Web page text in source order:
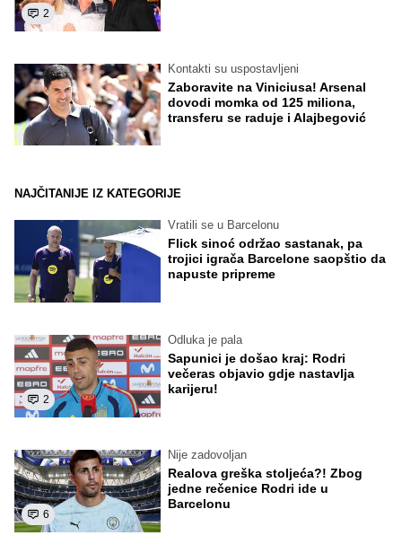
2
Kontakti su uspostavljeni
Zaboravite na Viniciusa! Arsenal
dovodi momka od 125 miliona,
transferu se raduje i Alajbegović
NAJČITANIJE IZ KATEGORIJE
Vratili se u Barcelonu
Flick sinoć održao sastanak, pa
trojici igrača Barcelone saopštio da
napuste pripreme
2
Odluka je pala
Sapunici je došao kraj: Rodri
večeras objavio gdje nastavlja
karijeru!
6
Nije zadovoljan
Realova greška stoljeća?! Zbog
jedne rečenice Rodri ide u
Barcelonu